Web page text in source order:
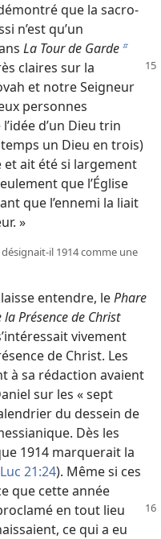
que la sacro-
n’est qu’un
La Tour de Gardeb
claires sur la
et notre Seigneur
personnes
d’un Dieu trin
un Dieu en trois)
ait été si largement
que l’Église
que l’ennemi la liait
»
désignait-​il 1914 comme une
entendre, lePhare
Présence de Christ
vivement
de Christ. Les
à sa rédaction avaient
sur les « sept
du dessein de
Dès les
1914 marquerait la
Luc 21:24). Même si ces
que cette année
en tout lieu
ce qui a eu